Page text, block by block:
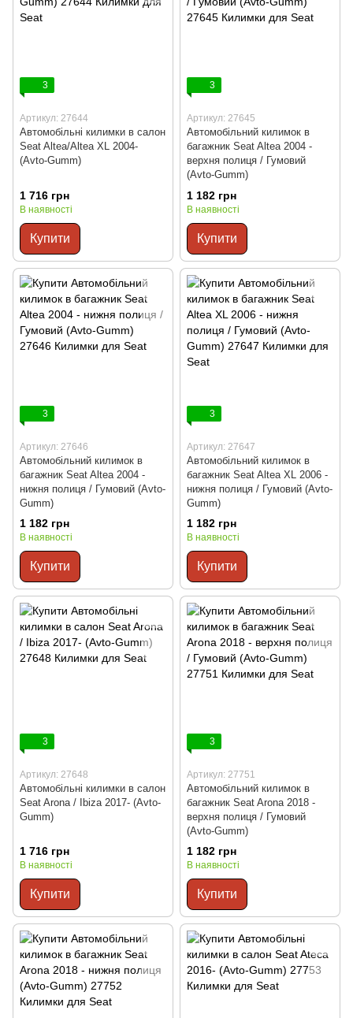
3
Артикул: 27644
Автомобільні килимки в салон
Seat Altea/Altea XL 2004-
(Avto-Gumm)
1 716 грн
В наявності
Купити
3
Артикул: 27645
Автомобільний килимок в
багажник Seat Altea 2004 -
верхня полиця / Гумовий
(Avto-Gumm)
1 182 грн
В наявності
Купити
3
Артикул: 27646
Автомобільний килимок в
багажник Seat Altea 2004 -
нижня полиця / Гумовий (Avto-
Gumm)
1 182 грн
В наявності
Купити
3
Артикул: 27647
Автомобільний килимок в
багажник Seat Altea XL 2006 -
нижня полиця / Гумовий (Avto-
Gumm)
1 182 грн
В наявності
Купити
3
Артикул: 27648
Автомобільні килимки в салон
Seat Arona / Ibiza 2017- (Avto-
Gumm)
1 716 грн
В наявності
Купити
3
Артикул: 27751
Автомобільний килимок в
багажник Seat Arona 2018 -
верхня полиця / Гумовий
(Avto-Gumm)
1 182 грн
В наявності
Купити